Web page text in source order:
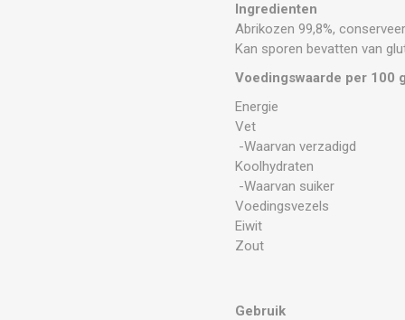
Ingredienten
Abrikozen 99,8%,
Kan sporen bevatten van
Voedingswaarde per 100
Energie
Vet
-Waarvan verzadigd
Koolhydraten
-Waarvan suiker
Voedingsvezels
Eiwit
Zout
Gebruik